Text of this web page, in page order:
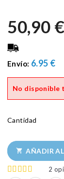
50,90 €
Envío: 6.95 €
No disponible
Cantidad
 AÑADIR
2